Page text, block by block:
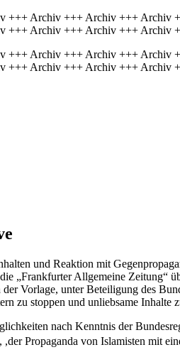
Archiv +++ Archiv +++
+++ Archiv +++ Archiv +++ Archiv
Archiv +++ Archiv +++
+++ Archiv +++ Archiv +++ Archiv
und Reaktion mit
„Frankfurter Allgemeine
Vorlage, unter Beteiligung des
zu stoppen und unliebsame Inhalte
nach Kenntnis der
Propaganda von Islamisten mit